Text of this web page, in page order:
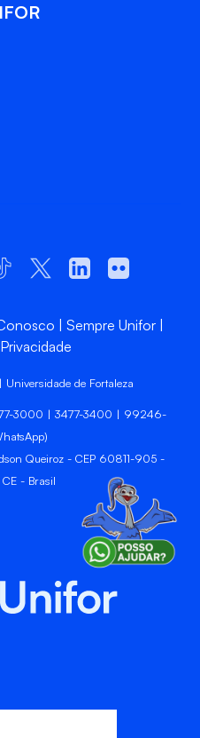
Sempre Unifor
de Fortaleza
3000 | 3477-3400 | 99246-
Queiroz - CEP 60811-905 -
- Brasil